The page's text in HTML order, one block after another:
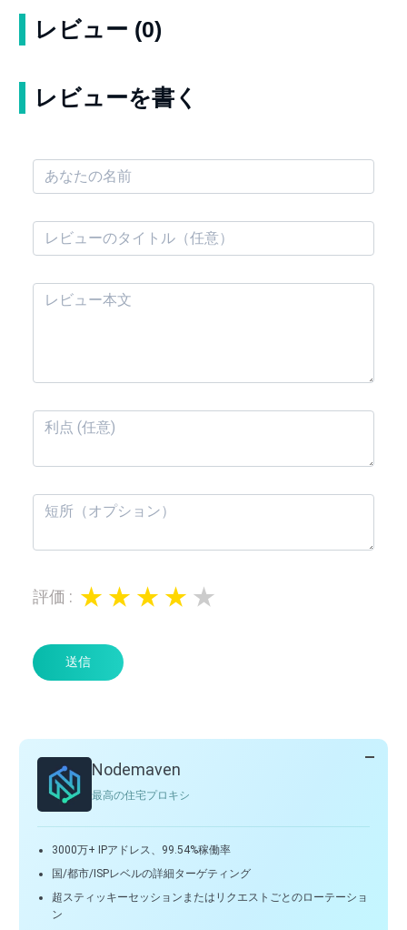
レビュー (0)
レビューを書く
評価 :
送信
Nodemaven
最高の住宅プロキシ
3000万+ IPアドレス、99.54%稼働率
国/都市/ISPレベルの詳細ターゲティング
超スティッキーセッションまたはリクエストごとのローテーショ
ン